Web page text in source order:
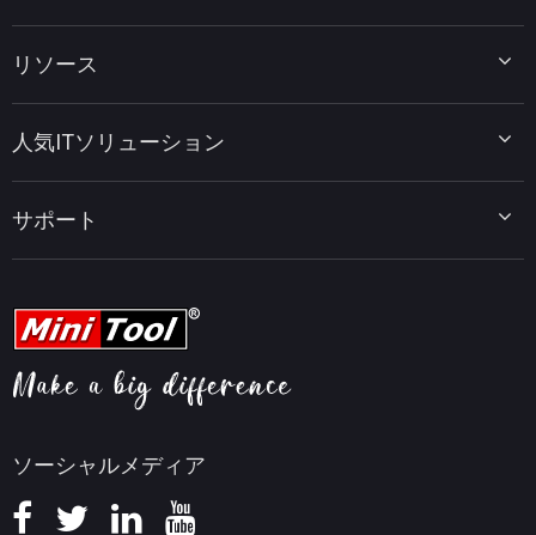
ソーシャルメディア
MiniTool Power Data Recovery
MiniTool PDF Editor
MiniTool MovieMaker
MiniTool uTube Downloader
リソース
データ復元ヒント
PDF編集ヒント
動画編集ヒント
ビデオ変換ヒント
画面録画ヒント
知識ベース
人気ITソリューション
MiniTool ニュースセンター
サポート
ヘルプ